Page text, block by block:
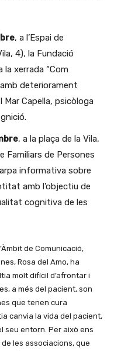
, a l’Espai de
4), la Fundació
la xerrada “Com
deteriorament
Mar Capella, psicòloga
, a la plaça de la Vila,
Familiars de Persones
informativa sobre
amb l’objectiu de
cognitiva de les
de Comunicació,
Rosa del Amo, ha
molt difícil d’afrontar i
a més del pacient, son
que tenen cura
canvia la vida del pacient,
seu entorn. Per això ens
les associacions, que